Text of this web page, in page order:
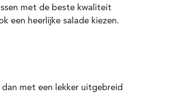
met de beste kwaliteit
een heerlijke salade kiezen.
met een lekker uitgebreid